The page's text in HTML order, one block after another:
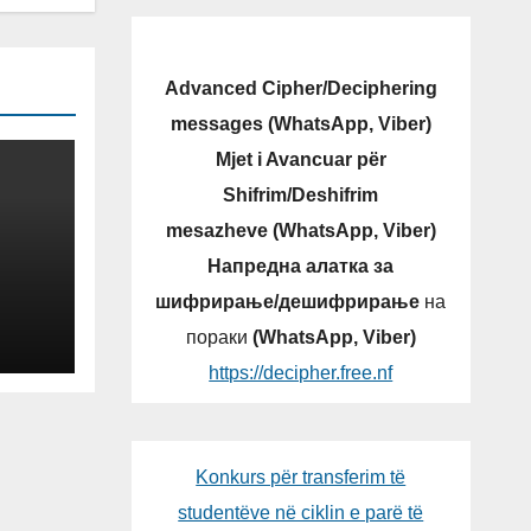
Advanced Cipher/Deciphering
messages (WhatsApp, Viber)
Mjet i Avancuar për
Shifrim/Deshifrim
mesazheve (WhatsApp, Viber)
Напредна алатка за
шифрирање/дешифрирање на
пораки (WhatsApp, Viber)
https://decipher.free.nf
Konkurs për transferim të
studentëve në ciklin e parë të